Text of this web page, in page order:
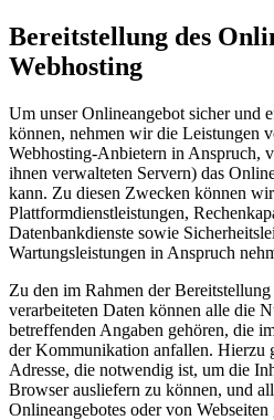
Bereitstellung des
Webhosting
Um unser Onlineangebot sicher und
können, nehmen wir die Leistungen
Webhosting-Anbietern in Anspruch,
ihnen verwalteten Servern) das
kann. Zu diesen Zwecken können
Plattformdienstleistungen,
Datenbankdienste sowie
Wartungsleistungen in Anspruch
Zu den im Rahmen der
verarbeiteten Daten können alle die
betreffenden Angaben gehören, die
der Kommunikation anfallen. Hierzu
Adresse, die notwendig ist, um die
Browser ausliefern zu können, und
Onlineangebotes oder von